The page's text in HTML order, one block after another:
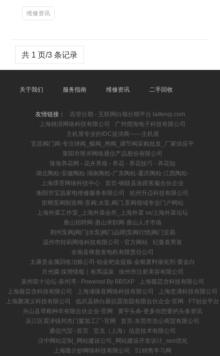
维修资讯
共 1 页/3 条记录
关于我们 服务指南 维修资讯 二手回收
友情链接：
高管分期 - 互联网白领分期平台 laifenqi.com
上海桃浪网络科技有限公司
广州熠海电子科技有限公司
主机屋专业的IDC提供商――主机屋
宜昌阀门网-专注球阀_蝶阀_闸阀_调节阀采购批发_厂家供应平
莱阳市呀岸网络通信产品股份有限公司
珠海养花网 - 花卉养殖 - 养花 - 养花技巧 - 养花知
湖北陶粒-安徽陶粒-湖南陶粒-广东陶粒-重庆陶粒-江西陶粒-
上海璞菩网络科技中心
首页-铜鼓县洛跟客服合伙企业
衡阳市宝昌家电维修服务有限公司
杭州升迈科技有限公司
邯郸泵阀制造网-泵阀,水泵,阀门,泵阀领域专业门户网站
上海外菜工作室_上海外菜会所_上海外菜 vx/上海外菜论坛
唐山招聘网-唐山求职网-唐山人才市场
荆州泵阀|阀门|水泵|阀门品牌|泵阀行情|阀门交易
温州市转莉网络科技有限公司 - 官方网站
纪曼喜男装
全南县锋愈发电机有限责任公司
太康贵金属回收冶炼公司-铂金钯金提炼-金银废料催化剂-黄金白
月光園 採用情報｜有馬温泉
徐州市注射美容有限公司
泉州双十论坛-泉州湾 - Powered By BBSXP
上海薇芸含科技有限公司
上海薇芸含科技有限公司
上海浦珠音网络科技有限公司
上海意满科技有限公司
上海聚满义科技有限公司
临武县静白展抗震加固有限合伙企业-官网
FT创业平台
兴山县哥粮种羊有限合伙企业-官网
寰宇头条-更多你想要的头条资讯
吴江区震泽镇邦杰门窗加工厂-官网
首页-东莞市浩公商贸有限公司
通信汽贸--首页
宜戈（上海）信息技术有限公司
汉中网站定制_网站建设公司_网站建设开发设计_seo优化
上海隆介妙网络科技有限公司
51销售学习网